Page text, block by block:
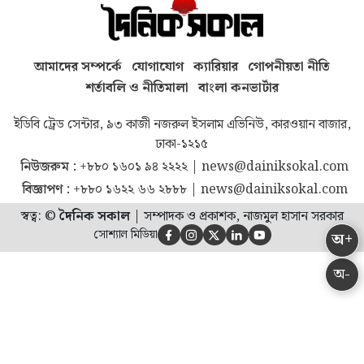
অ-
অ+
আমাদের সম্পর্কে যোগাযোগ ক্যারিয়ার গোপনীয়তা নীতি
শর্তাবলি ও নীতিমালা বাংলা কনভার্টার
ইডিবি ট্রেড সেন্টার, ৯৩ কাজী নজরুল ইসলাম এভিনিউ, কারওয়ান বাজার,
ঢাকা-১২১৫
নিউজরুম : +৮৮০ ১৬০১ ৯৪ ২২২২| news@dainiksokal.com
বিজ্ঞাপণ : +৮৮০ ১৬২২ ৬৬ ২৮৮৮| news@dainiksokal.com
স্বত্ব: ©দৈনিক সকাল| সম্পাদক ও প্রকাশক, নাজমুল হাসান সরকার
সোশ্যাল মিডিয়া     